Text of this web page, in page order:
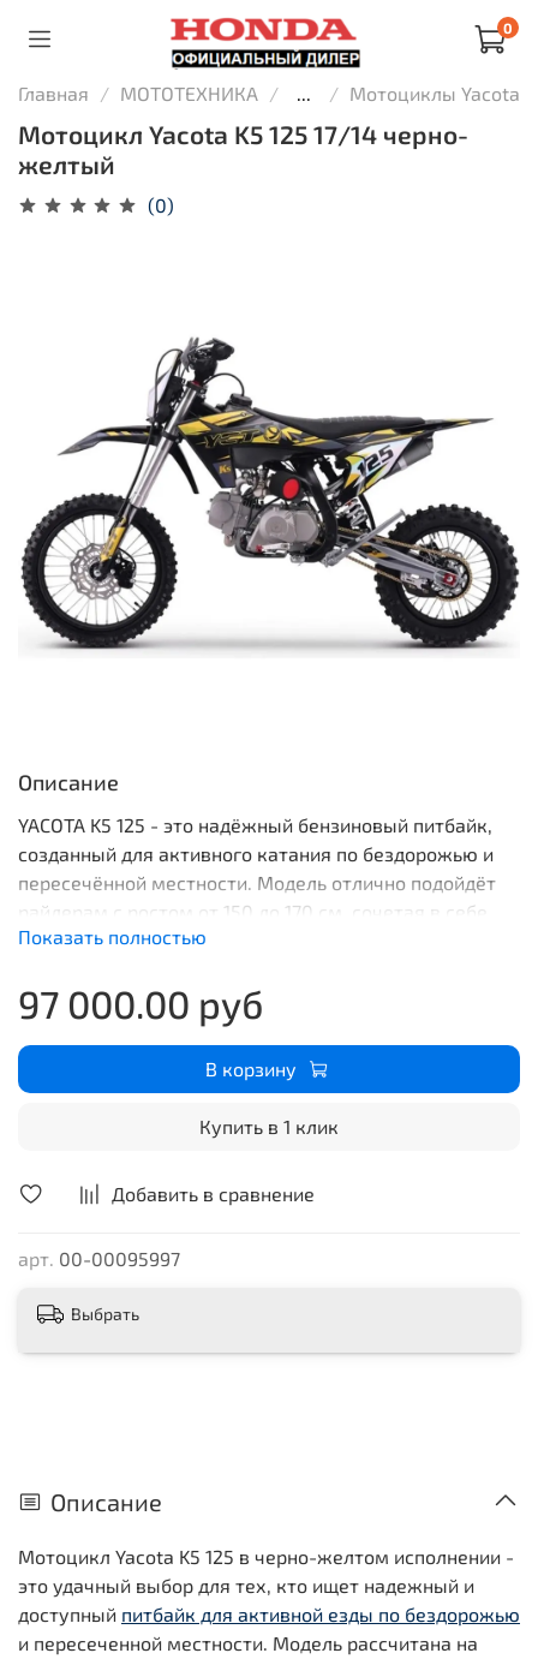
0
Главная МОТОТЕХНИКА ... Мотоциклы Yacota
Мотоцикл Yacota K5 125 17/14 черно-
желтый
(0)
Добавить в сравнение
арт. 00-00095997
Описание
YACOTA K5 125 - это надёжный бензиновый питбайк,
созданный для активного катания по бездорожью и
пересечённой местности. Модель отлично подойдёт
райдерам с ростом от 150 до 170 см, сочетая в себе
манёвренность, прочность и современные
райдеров ростом от 150 до 170 см, поэтому хорошо
подходит для уверенного старта, отработки навыков
и регулярных поездок за пределами асфальта.
Компактные размеры, продуманная геометрия и
маневренным и удобным в управлении, а защита
езде по сложному рельефу.
Показать полностью
97 000.00 руб
В корзину
Купить в 1 клик
Выбрать
Описание
Мотоцикл Yacota K5 125 в черно-желтом исполнении -
это удачный выбор для тех, кто ищет надежный и
доступный питбайк для активной езды по бездорожью
и пересеченной местности. Модель рассчитана на